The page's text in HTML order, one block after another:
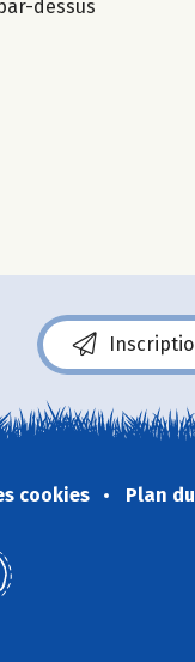
dessus
cookies Plan